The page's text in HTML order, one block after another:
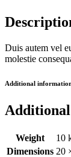
Duis autem vel
molestie
Additional
Weight
10
Dimensions 20